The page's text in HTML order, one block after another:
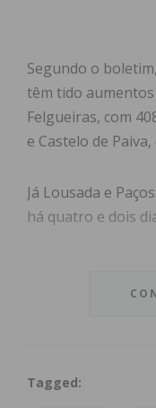
Segundo o
têm tido
Felgueiras, com
e Castelo de
Já Lousada e
há quatro e dois
Covid-19 e 15
Tagged: